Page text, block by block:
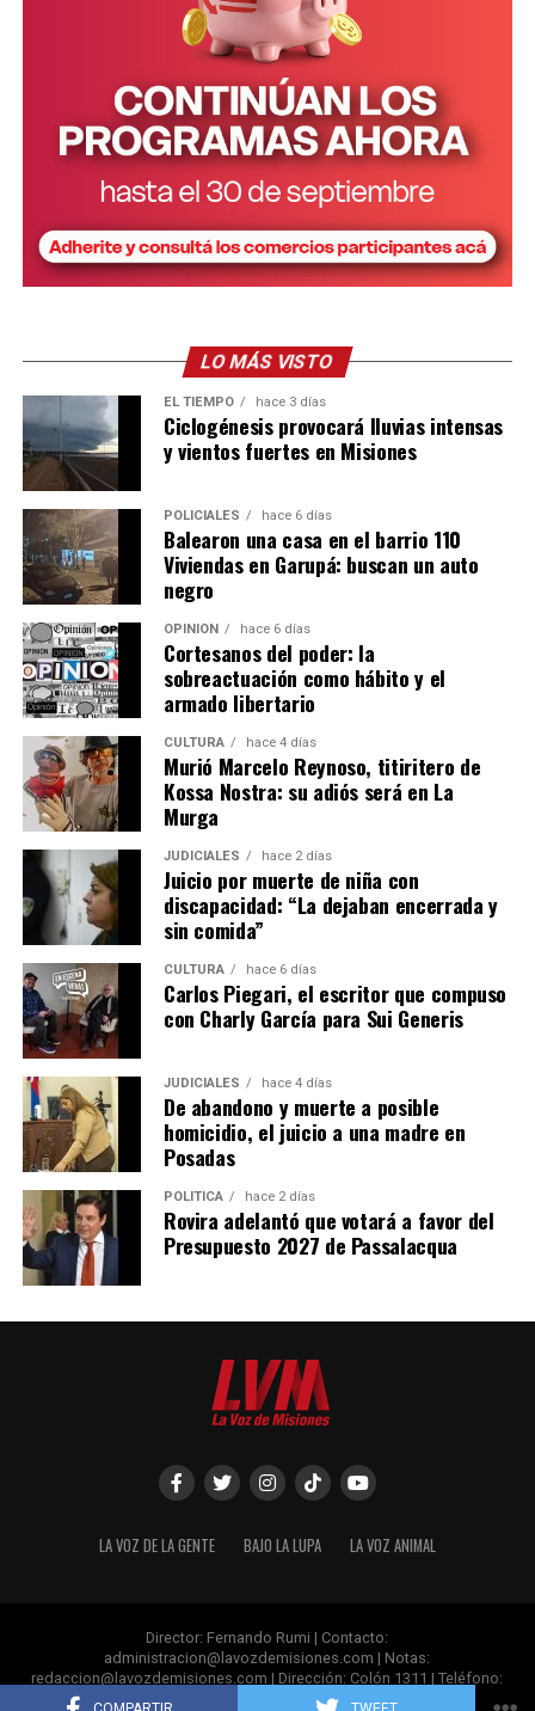
LO MÁS VISTO
EL TIEMPO hace 3 días
Ciclogénesis provocará lluvias intensas
y vientos fuertes en Misiones
POLICIALES hace 6 días
Balearon una casa en el barrio 110
Viviendas en Garupá: buscan un auto
negro
OPINIÓN hace 6 días
Cortesanos del poder: la
sobreactuación como hábito y el
armado libertario
CULTURA hace 4 días
Murió Marcelo Reynoso, titiritero de
Kossa Nostra: su adiós será en La
Murga
JUDICIALES hace 2 días
Juicio por muerte de niña con
discapacidad: “La dejaban encerrada y
sin comida”
CULTURA hace 6 días
Carlos Piegari, el escritor que compuso
con Charly García para Sui Generis
JUDICIALES hace 4 días
De abandono y muerte a posible
homicidio, el juicio a una madre en
Posadas
POLÍTICA hace 2 días
Rovira adelantó que votará a favor del
Presupuesto 2027 de Passalacqua
LA VOZ DE LA GENTE BAJO LA LUPA LA VOZ ANIMAL
Director: Fernando Rumi | Contacto:
administracion@lavozdemisiones.com | Notas:
redaccion@lavozdemisiones.com | Dirección: Colón 1311 | Teléfono:
+54 376 4 809060 | Posadas- Misiones.